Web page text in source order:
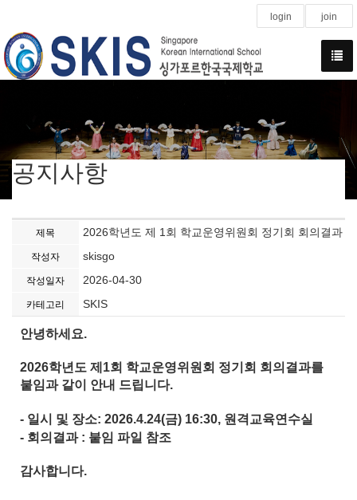
login join
공지사항
제목 2026학년도 제 1회 학교운영위원회 정기회 회의결과
작성자 skisgo
작성일자 2026-04-30
카테고리 SKIS
안녕하세요.
2026학년도 제1회 학교운영위원회 정기회 회의결과를
붙임과 같이 안내 드립니다.
- 일시 및 장소: 2026.4.24(금) 16:30, 원격교육연수실
- 회의결과 : 붙임 파일 참조
감사합니다.